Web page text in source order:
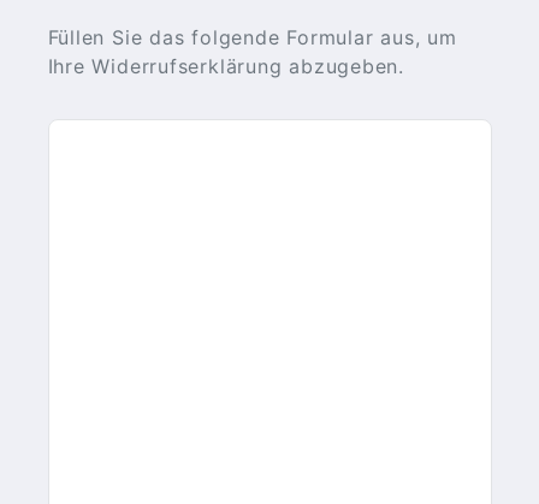
Füllen Sie das folgende Formular aus, um
Ihre Widerrufserklärung abzugeben.